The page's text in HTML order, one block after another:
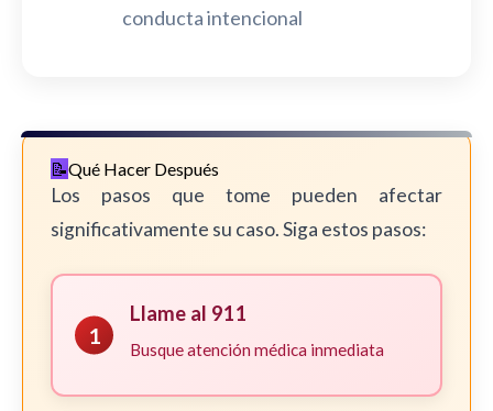
conducta intencional
Qué Hacer Después
Los pasos que tome pueden afectar
significativamente su caso. Siga estos pasos:
1
Llame al 911
Busque atención médica inmediata